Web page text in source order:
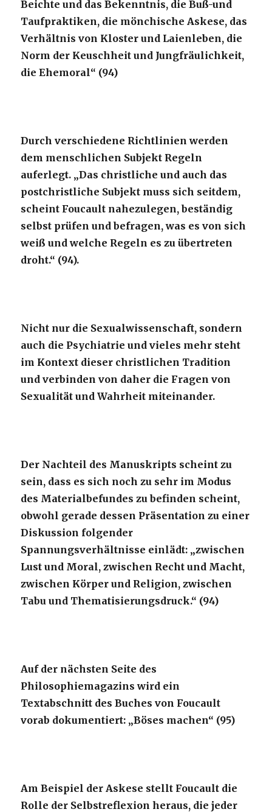
Beichte und das Bekenntnis, die Buß-und
Taufpraktiken, die mönchische Askese, das
Verhältnis von Kloster und Laienleben, die
Norm der Keuschheit und Jungfräulichkeit,
die Ehemoral“ (94)
Durch verschiedene Richtlinien werden
dem menschlichen Subjekt Regeln
auferlegt. „Das christliche und auch das
postchristliche Subjekt muss sich seitdem,
scheint Foucault nahezulegen, beständig
selbst prüfen und befragen, was es von sich
weiß und welche Regeln es zu übertreten
droht.“ (94).
Nicht nur die Sexualwissenschaft, sondern
auch die Psychiatrie und vieles mehr steht
im Kontext dieser christlichen Tradition
und verbinden von daher die Fragen von
Sexualität und Wahrheit miteinander.
Der Nachteil des Manuskripts scheint zu
sein, dass es sich noch zu sehr im Modus
des Materialbefundes zu befinden scheint,
obwohl gerade dessen Präsentation zu einer
Diskussion folgender
Spannungsverhältnisse einlädt: „zwischen
Lust und Moral, zwischen Recht und Macht,
zwischen Körper und Religion, zwischen
Tabu und Thematisierungsdruck.“ (94)
Auf der nächsten Seite des
Philosophiemagazins wird ein
Textabschnitt des Buches von Foucault
vorab dokumentiert: „Böses machen“ (95)
Am Beispiel der Askese stellt Foucault die
Rolle der Selbstreflexion heraus, die jeder